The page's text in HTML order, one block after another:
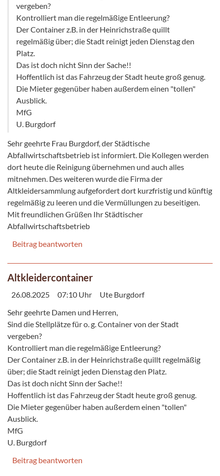
vergeben?
Kontrolliert man die regelmäßige Entleerung?
Der Container z.B. in der Heinrichstraße quillt
regelmäßig über; die Stadt reinigt jeden Dienstag den
Platz.
Das ist doch nicht Sinn der Sache!!
Hoffentlich ist das Fahrzeug der Stadt heute groß genug.
Die Mieter gegenüber haben außerdem einen "tollen"
Ausblick.
MfG
U. Burgdorf
Sehr geehrte Frau Burgdorf, der Städtische
Abfallwirtschaftsbetrieb ist informiert. Die Kollegen werden
dort heute die Reinigung übernehmen und auch alles
mitnehmen. Des weiteren wurde die Firma der
Altkleidersammlung aufgefordert dort kurzfristig und künftig
regelmäßig zu leeren und die Vermüllungen zu beseitigen.
Mit freundlichen Grüßen Ihr Städtischer
Abfallwirtschaftsbetrieb
Beitrag beantworten
Altkleidercontainer
26.08.2025 07:10 Uhr
Ute Burgdorf
Sehr geehrte Damen und Herren,
Sind die Stellplätze für o. g. Container von der Stadt
vergeben?
Kontrolliert man die regelmäßige Entleerung?
Der Container z.B. in der Heinrichstraße quillt regelmäßig
über; die Stadt reinigt jeden Dienstag den Platz.
Das ist doch nicht Sinn der Sache!!
Hoffentlich ist das Fahrzeug der Stadt heute groß genug.
Die Mieter gegenüber haben außerdem einen "tollen"
Ausblick.
MfG
U. Burgdorf
Beitrag beantworten